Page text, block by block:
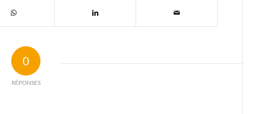
0
RÉPONSES